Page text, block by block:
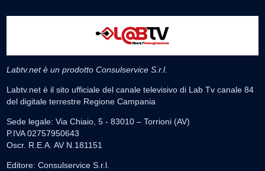
Labtv.net è un prodotto Consulservice S.r.l.
Labtv.net è il sito ufficiale del canale televisivo di Lab Tv canale 84
del digitale terrestre Regione Campania
Sede legale: Via Chiaio, 5 - 83010 – Torrioni (AV)
P.IVA 02757950643
Oscr. R.E.A. AV N.181151
Editore: Consulservice S.r.l.